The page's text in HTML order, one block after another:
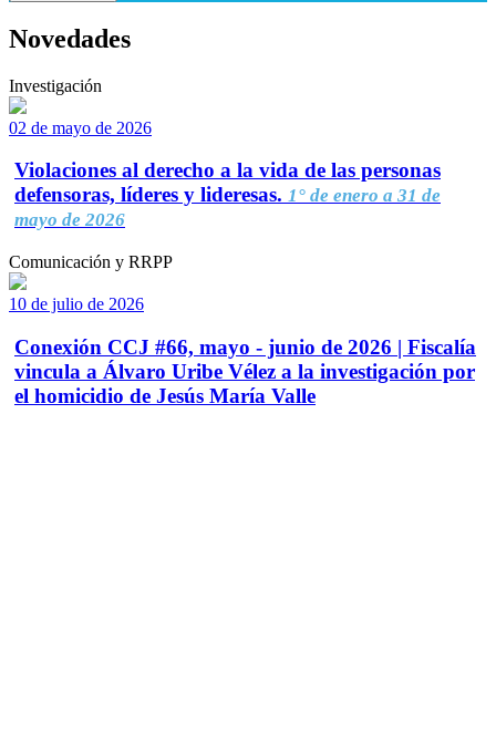
Novedades
Investigación
02 de mayo de 2026
Violaciones al derecho a la vida de las personas
defensoras, líderes y lideresas. 1° de enero a 31 de
mayo de 2026
Comunicación y RRPP
10 de julio de 2026
Conexión CCJ #66, mayo - junio de 2026 | Fiscalía
vincula a Álvaro Uribe Vélez a la investigación por
el homicidio de Jesús María Valle